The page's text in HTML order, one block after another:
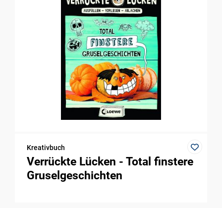
Kreativbuch
Verrückte Lücken - Total finstere
Gruselgeschichten